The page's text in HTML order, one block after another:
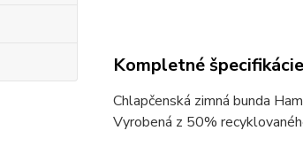
Kompletné špecifikácie
Chlapčenská zimná bunda
Vyrobená z 50%